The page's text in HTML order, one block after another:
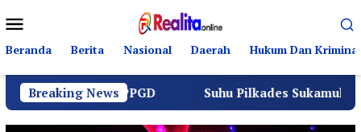
ke
kontenMobile
Beranda Berita Nasional Daerah Hukum Dan Kriminal
Breaking News
PPGD Suhu Pilkades Sukamulya Memanas, 2000